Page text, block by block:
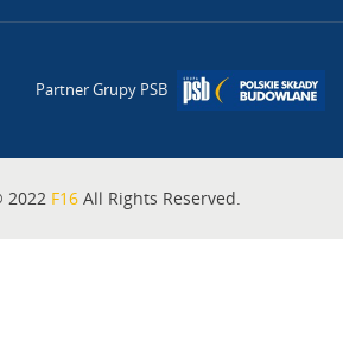
Partner Grupy PSB
2022 F16 All Rights Reserved.